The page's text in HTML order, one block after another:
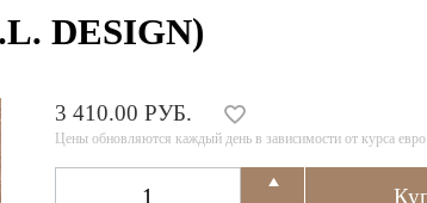
DESIGN)
3 410.00 РУБ.
Цены обновляются каждый день в зависимости от курса евро